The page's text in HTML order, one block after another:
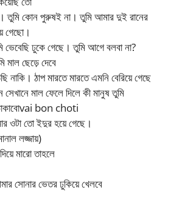
তুমি কোন পুরুষই না। তুমি আমার দুই রানের
গেছো।
ঢুকে গেছে। তুমি আগে বলবা না?
মাল ছেড়ে দেবে
নাকি। ঠাপ মারতে মারতে এমনি বেরিয়ে গেছে
সেখানে মাল ফেলে দিলে কী মানুষ তুমি
bon choti
ওটা তো ইদুর হয়ে গেছে।
লজ্জায়)
মারো তাহলে
সোনার ভেতর ঢুকিয়ে খেলবে